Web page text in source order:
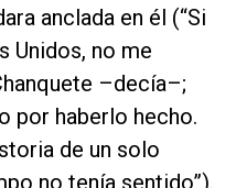
anclada en él (“Si
Unidos, no me
–decía–;
por haberlo hecho.
de un solo
no tenía sentido”).